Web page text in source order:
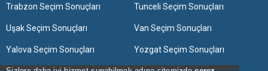
Trabzon Seçim Sonuçları Tunceli Seçim Sonuçları
Uşak Seçim Sonuçları Van Seçim Sonuçları
Yalova Seçim Sonuçları Yozgat Seçim Sonuçları